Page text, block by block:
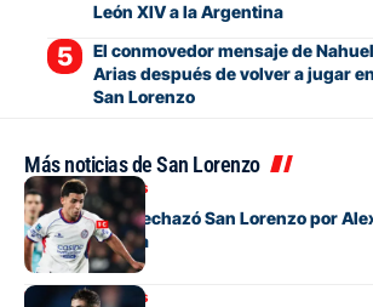
León XIV a la Argentina
El conmovedor mensaje de Nahuel
Arias después de volver a jugar en
San Lorenzo
Más noticias de San Lorenzo
Mercado de pases
La oferta que rechazó San Lorenzo por
club de España
Mercado de pases